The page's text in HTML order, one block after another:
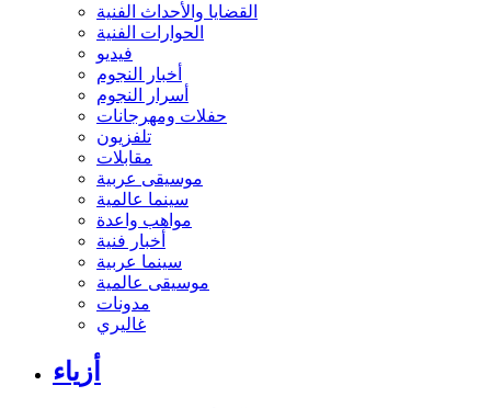
القضايا والأحداث الفنية
الحوارات الفنية
فيديو
أخبار النجوم
أسرار النجوم
حفلات ومهرجانات
تلفزيون
مقابلات
موسيقى عربية
سينما عالمية
مواهب واعدة
أخبار فنية
سينما عربية
موسيقى عالمية
مدونات
غاليري
أزياء